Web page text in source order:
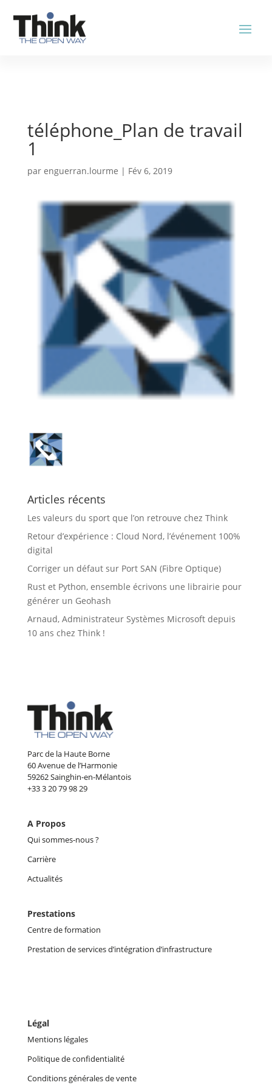
téléphone_Plan de travail
1
par enguerran.lourme | Fév 6, 2019
Articles récents
Les valeurs du sport que l’on retrouve chez Think
Retour d’expérience : Cloud Nord, l’événement 100%
digital
Corriger un défaut sur Port SAN (Fibre Optique)
Rust et Python, ensemble écrivons une librairie pour
générer un Geohash
Arnaud, Administrateur Systèmes Microsoft depuis
10 ans chez Think !
Parc de la Haute Borne
60 Avenue de l’Harmonie
59262 Sainghin-en-Mélantois
+33 3 20 79 98 29
A Propos
Qui sommes-nous ?
Carrière
Actualités
Prestations
Centre de formation
Prestation de services d’intégration d’infrastructure
Légal
Mentions légales
Politique de confidentialité
Conditions générales de vente